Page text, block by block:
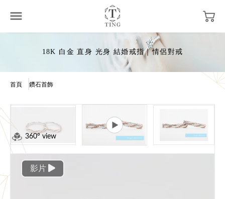
18K 白金 直身 光身 結婚戒指｜情侶對戒
首頁 鑽石首飾
360° view
影片